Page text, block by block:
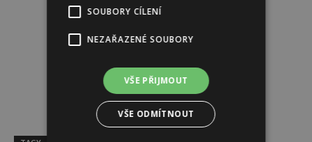
SOUBORY CÍLENÍ
NEZAŘAZENÉ SOUBORY
VŠE PŘIJMOUT
VŠE ODMÍTNOUT